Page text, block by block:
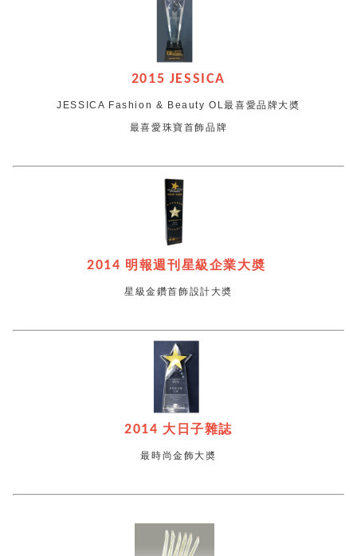
2015 JESSICA
JESSICA Fashion & Beauty OL最喜愛品牌大奬
最喜愛珠寶首飾品牌
2014 明報週刊星級企業大奬
星級金鑽首飾設計大奬
2014 大日子雜誌
最時尚金飾大奬